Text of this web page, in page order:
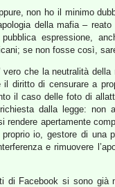
non ho il minimo
della mafia –
espressione,
se non fosse così,
vero che la neutralità
il diritto di censurare a
il caso delle foto di
dalla legge: non
rendere apertamente
io, gestore di una
e rimuovere
di Facebook si sono già